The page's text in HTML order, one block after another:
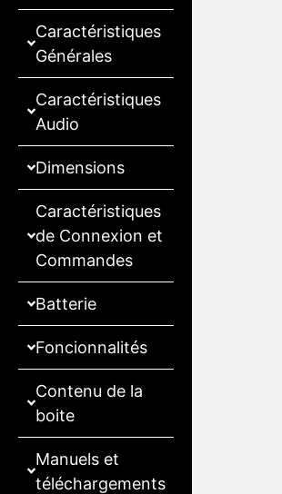
Caractéristiques
Générales
Caractéristiques
Audio
Dimensions
Caractéristiques
de Connexion et
Commandes
Batterie
Foncionnalités
Contenu de la
boite
Manuels et
téléchargements